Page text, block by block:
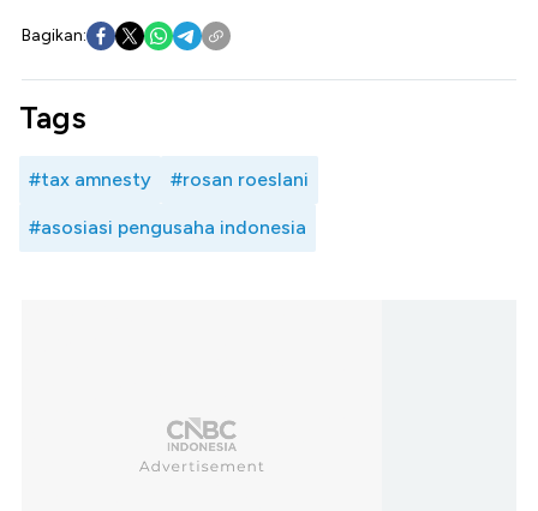
Bagikan:
Tags
#tax amnesty #rosan roeslani
#asosiasi pengusaha indonesia